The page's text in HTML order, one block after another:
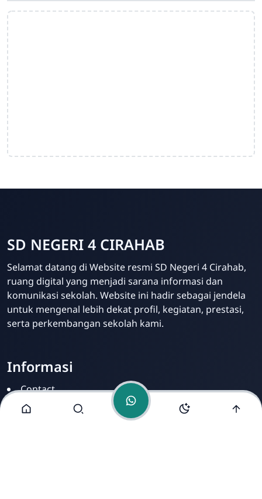
Admin
Online
SD NEGERI 4 CIRAHAB
Selamat datang di Website resmi SD Negeri 4 Cirahab,
ruang digital yang menjadi sarana informasi dan
komunikasi sekolah. Website ini hadir sebagai jendela
untuk mengenal lebih dekat profil, kegiatan, prestasi,
serta perkembangan sekolah kami.
Informasi
Contact
Disclamer